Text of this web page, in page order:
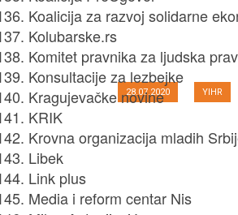
odustati od
demokratsku i
28.07.2020 YIHR
Koalicija za razvoj solidarne
Kolubarske.rs
Komitet pravnika za ljudska
Konsultacije za lezbejke
Kragujevačke novine
KRIK
Krovna organizacija mladih
Libek
Link plus
Media i reform centar Nis